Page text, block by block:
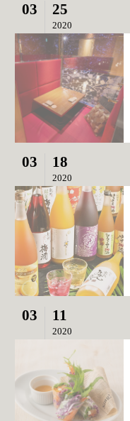
03 25
2020
03 18
2020
03 11
2020